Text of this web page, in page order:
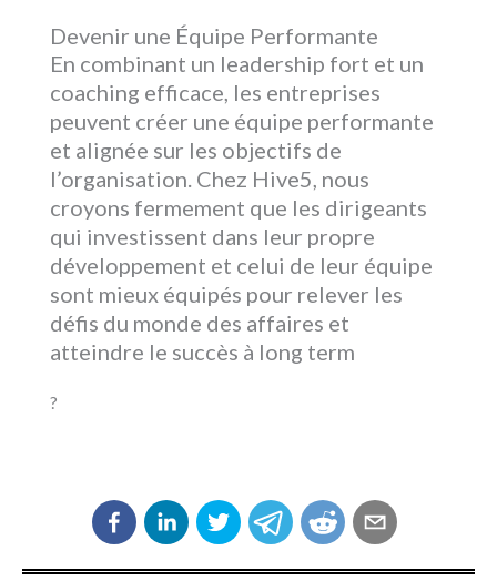
Devenir une Équipe Performante
En combinant un leadership fort et un
coaching efficace, les entreprises
peuvent créer une équipe performante
et alignée sur les objectifs de
l’organisation. Chez Hive5, nous
croyons fermement que les dirigeants
qui investissent dans leur propre
développement et celui de leur équipe
sont mieux équipés pour relever les
défis du monde des affaires et
atteindre le succès à long term
?